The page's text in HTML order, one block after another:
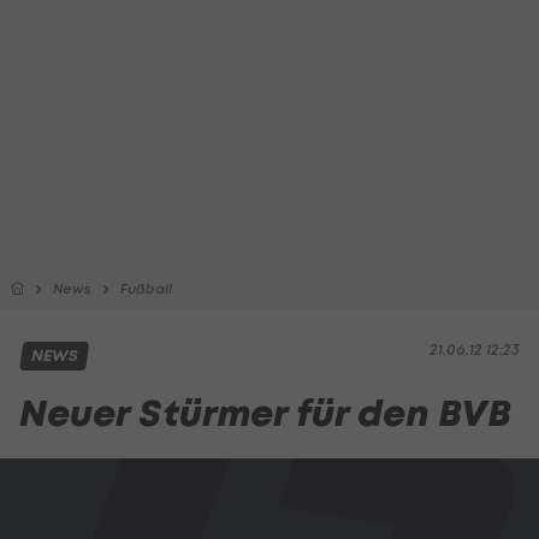
News Fußball
21.06.12 12:23
NEWS
Neuer Stürmer für den BVB